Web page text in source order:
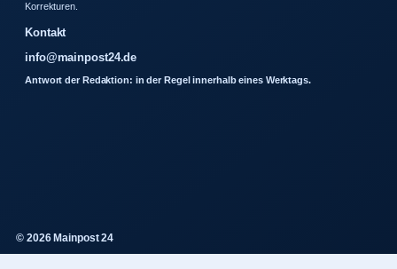
Korrekturen.
Kontakt
info@mainpost24.de
Antwort der Redaktion: in der Regel innerhalb eines Werktags.
© 2026 Mainpost 24